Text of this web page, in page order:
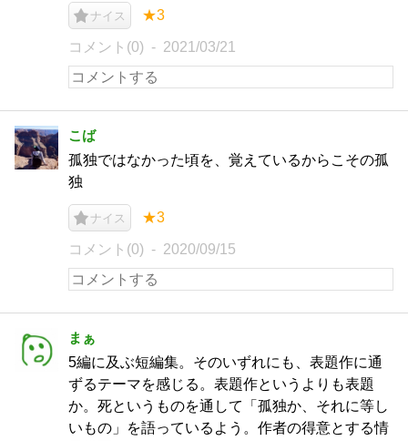
ナイス ★3
コメント(0) 2021/03/21
こば
孤独ではなかった頃を、覚えているからこその孤
独
ナイス ★3
コメント(0) 2020/09/15
まぁ
5編に及ぶ短編集。そのいずれにも、表題作に通
ずるテーマを感じる。表題作というよりも表題
か。死というものを通して「孤独か、それに等し
いもの」を語っているよう。作者の得意とする情